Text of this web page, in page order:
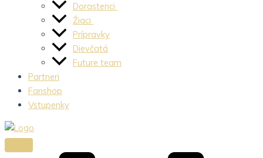
Dorastenci
Žiaci
Prípravky
Dievčatá
Future team
Partneri
Fanshop
Vstupenky